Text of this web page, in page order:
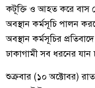
কটূক্তি ও আহত করে বাস
অবস্থান কর্মসূচি পালন
অবস্থান কর্মসূচির
ঢাকাগামী সব ধরনের যান
শুক্রবার (১০ অক্টোবর)